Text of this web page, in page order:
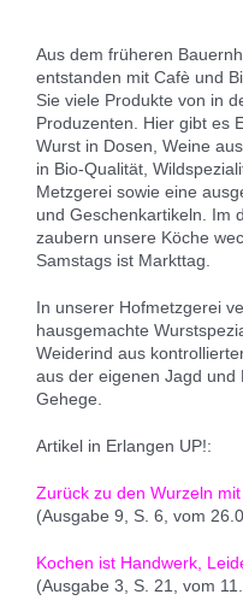
Aus dem früheren
entstanden mit Cafè und
Sie viele Produkte von in
Produzenten. Hier gibt es
Wurst in Dosen, Weine
in Bio-Qualität,
Metzgerei sowie eine
und Geschenkartikeln. Im
zaubern unsere Köche
Samstags ist Markttag.
In unserer Hofmetzgerei
hausgemachte
Weiderind aus
aus der eigenen Jagd und
Gehege.
Artikel in Erlangen UP!:
Zurück zu den Wurzeln
(Ausgabe 9, S. 6, vom
Kochen ist Handwerk,
(Ausgabe 3, S. 21, vom